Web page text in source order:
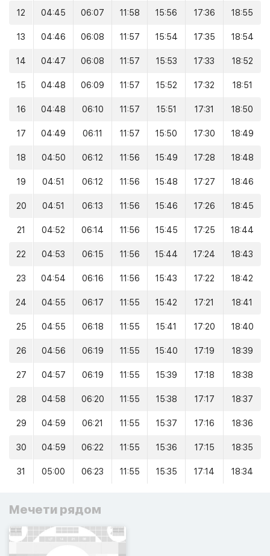
12 04:45 06:07 11:58 15:56 17:36 18:55
13 04:46 06:08 11:57 15:54 17:35 18:54
14 04:47 06:08 11:57 15:53 17:33 18:52
15 04:48 06:09 11:57 15:52 17:32 18:51
16 04:48 06:10 11:57 15:51 17:31 18:50
17 04:49 06:11 11:57 15:50 17:30 18:49
18 04:50 06:12 11:56 15:49 17:28 18:48
19 04:51 06:12 11:56 15:48 17:27 18:46
20 04:51 06:13 11:56 15:46 17:26 18:45
21 04:52 06:14 11:56 15:45 17:25 18:44
22 04:53 06:15 11:56 15:44 17:24 18:43
23 04:54 06:16 11:56 15:43 17:22 18:42
24 04:55 06:17 11:55 15:42 17:21 18:41
25 04:55 06:18 11:55 15:41 17:20 18:40
26 04:56 06:19 11:55 15:40 17:19 18:39
27 04:57 06:19 11:55 15:39 17:18 18:38
28 04:58 06:20 11:55 15:38 17:17 18:37
29 04:59 06:21 11:55 15:37 17:16 18:36
30 04:59 06:22 11:55 15:36 17:15 18:35
31 05:00 06:23 11:55 15:35 17:14 18:34
Мечети рядом